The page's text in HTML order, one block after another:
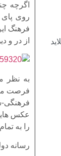
اگرچه
روی پای
فرهنگ
از در و
به نظر
فرصت
فرهنگی-
عکس
را به
رسانه